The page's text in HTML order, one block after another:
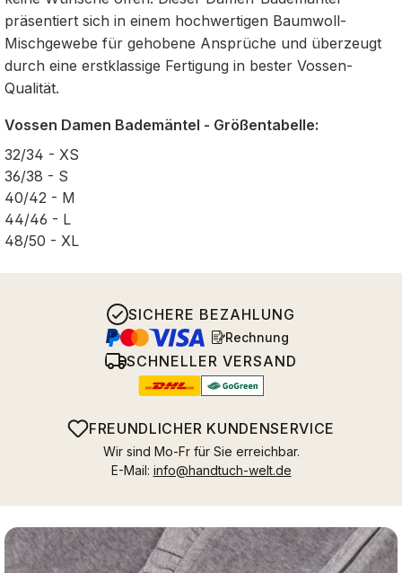
präsentiert sich in einem hochwertigen Baumwoll-
Mischgewebe für gehobene Ansprüche und überzeugt
durch eine erstklassige Fertigung in bester Vossen-
Qualität.
Vossen Damen Bademäntel - Größentabelle:
32/34 - XS
36/38 - S
40/42 - M
44/46 - L
48/50 - XL
SICHERE BEZAHLUNG
Rechnung
SCHNELLER VERSAND
FREUNDLICHER KUNDENSERVICE
Wir sind Mo-Fr für Sie erreichbar.
E-Mail: info@handtuch-welt.de